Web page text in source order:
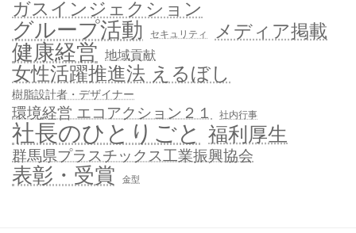
ガスインジェクション
グループ活動 セキュリティ メディア掲載
健康経営 地域貢献
女性活躍推進法 えるぼし
樹脂設計者・デザイナー
環境経営 エコアクション２１ 社内行事
社長のひとりごと 福利厚生
群馬県プラスチックス工業振興協会
表彰・受賞 金型